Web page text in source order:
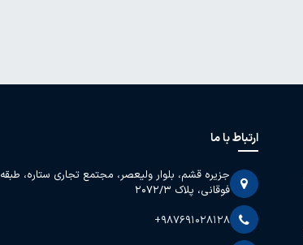
ارتباط با ما
جزیره قشم، بلوار ولیعصر، مجتمع تجاری ستاره، طبقه
فوقانی، پلاک 2072/3
+987691028128